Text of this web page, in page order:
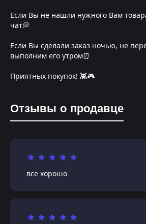
Если Вы не нашли нужного Вам
чат💭
Если Вы сделали заказ ночью, не
выполним его утром⏰
Приятных покупок! 👾🎮
Отзывы о продавце
все хорошо